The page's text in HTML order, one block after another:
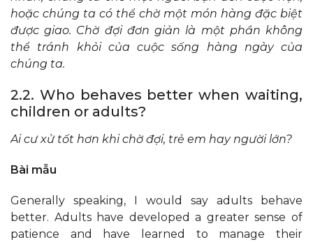
hoặc chúng ta có thể chờ một món hàng đặc biệt
được giao. Chờ đợi đơn giản là một phần không
thể tránh khỏi của cuộc sống hàng ngày của
chúng ta.
2.2. Who behaves better when waiting,
children or adults?
Ai cư xử tốt hơn khi chờ đợi, trẻ em hay người lớn?
Bài mẫu
Generally speaking, I would say adults behave
better. Adults have developed a greater sense of
patience and have learned to manage their